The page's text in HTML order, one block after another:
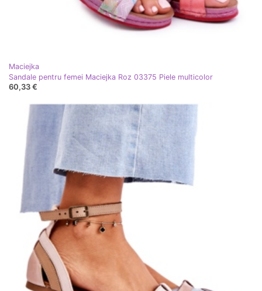
Maciejka
Sandale pentru femei Maciejka Roz 03375 Piele multicolor
60,33 €